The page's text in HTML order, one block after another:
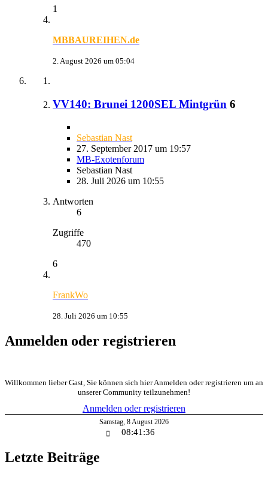
1
MBBAUREIHEN.de
2. August 2026 um 05:04
VV140: Brunei 1200SEL Mintgrün 6
Sebastian Nast
27. September 2017 um 19:57
MB-Exotenforum
Sebastian Nast
28. Juli 2026 um 10:55
Antworten
6
Zugriffe
470
6
FrankWo
28. Juli 2026 um 10:55
Anmelden oder registrieren
Willkommen lieber Gast, Sie können sich hier Anmelden oder registrieren um an
unserer Community teilzunehmen!
Anmelden oder registrieren
Samstag, 8August 2026
08:41:36
Letzte Beiträge